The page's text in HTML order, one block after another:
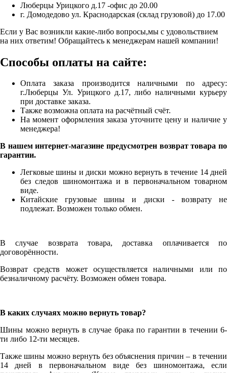
Люберцы Урицкого д.17 -офис до 20.00
г. Домодедово ул. Краснодарская (склад грузовой) до 17.00
Если у Вас возникли какие-либо вопросы,мы с удовольствием
на них ответим! Обращайтесь к менеджерам нашей компании!
Способы оплаты на сайте:
Оплата заказа производится наличными по адресу:
г.Люберцы Ул. Урицкого д.17, либо наличными курьеру
при доставке заказа.
Также возможна оплата на расчётный счёт.
На момент оформления заказа уточните цену и наличие у
менеджера!
В нашем интернет-магазине предусмотрен возврат товара по
гарантии.
Легковые шины и диски можно вернуть в течение 14 дней
без следов шиномонтажа и в первоначальном товарном
виде.
Китайские грузовые шины и диски - возврату не
подлежат. Возможен только обмен.
В случае возврата товара, доставка оплачивается по
договорённости.
Возврат средств может осуществляется наличными или по
безналичному расчёту. Возможен обмен товара.
В каких случаях можно вернуть товар?
Шины можно вернуть в случае брака по гарантии в течении 6-
ти либо 12-ти месяцев.
Также шины можно вернуть без объяснения причин – в течении
14 дней в первоначальном виде без шиномонтажа, если